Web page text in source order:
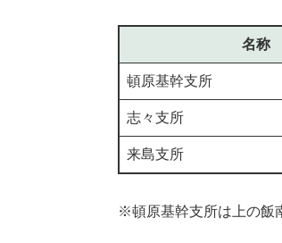
名称
頓原基幹支所
志々支所
来島支所
※頓原基幹支所は上の飯